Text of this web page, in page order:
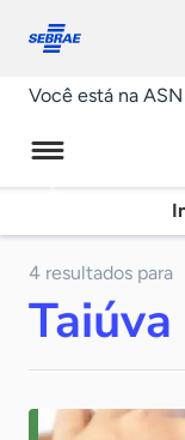
conosco
Você está na ASN
4 resultados para
Taiúva